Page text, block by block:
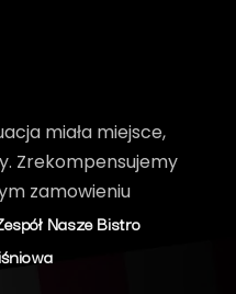
miała miejsce,
Zrekompensujemy
zamowieniu
Nasze Bistro